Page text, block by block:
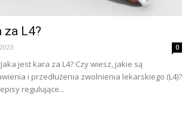
za L4?
0
jest kara za L4? Czy wiesz, jakie są
i przedłużenia zwolnienia lekarskiego (L4)?
regulujące...